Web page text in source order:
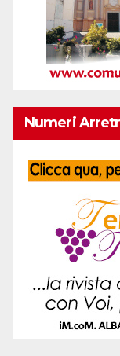
Numeri